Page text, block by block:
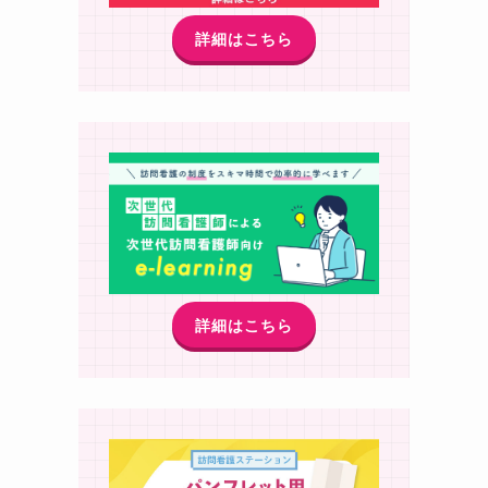
詳細はこちら
詳細はこちら